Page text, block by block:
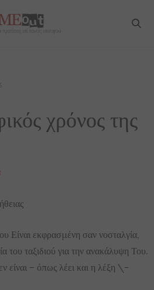
χρόνος της
Είναι εκφρασμένη σαν νοσταλγία,
του ταξιδιού για την ανακάλυψη Του.
είναι – όπως λέει και η λέξη \-